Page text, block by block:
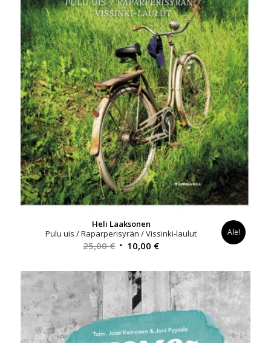
Heli Laaksonen
Pulu uis / Raparperisyrän / Vissinki-laulut
25,00€ Alkuperäinen
oli:
25,00 €.
10,00 €Nykyinen
on:
10,00 €.
Ale!